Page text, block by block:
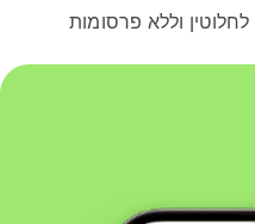
וללא פרסומות